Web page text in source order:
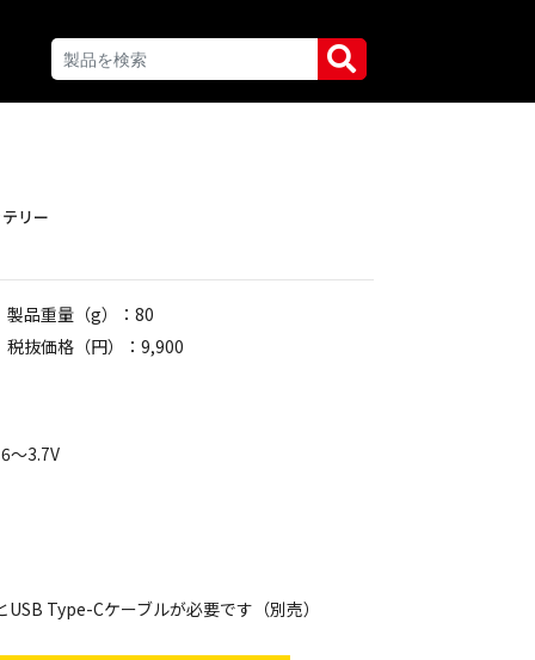
リー
製品重量（g）：80
税抜価格（円）：9,900
〜3.7V
Type-Cケーブルが必要です（別売）